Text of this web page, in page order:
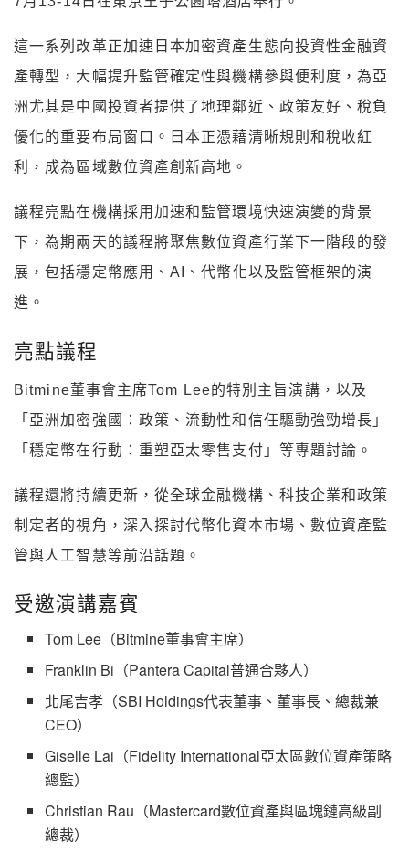
這一系列改革正加速日本加密資產生態向投資性金融資
產轉型，大幅提升監管確定性與機構參與便利度，為亞
洲尤其是中國投資者提供了地理鄰近、政策友好、稅負
優化的重要布局窗口。日本正憑藉清晰規則和稅收紅
利，成為區域數位資產創新高地。
議程亮點在機構採用加速和監管環境快速演變的背景
下，為期兩天的議程將聚焦數位資產行業下一階段的發
展，包括穩定幣應用、AI、代幣化以及監管框架的演
進。
亮點議程
Bitmine董事會主席Tom Lee的特別主旨演講，以及
「亞洲加密強國：政策、流動性和信任驅動強勁增長」
「穩定幣在行動：重塑亞太零售支付」等專題討論。
議程還將持續更新，從全球金融機構、科技企業和政策
制定者的視角，深入探討代幣化資本市場、數位資產監
管與人工智慧等前沿話題。
受邀演講嘉賓
Tom Lee（Bitmine董事會主席）
Franklin Bi（Pantera Capital普通合夥人）
北尾吉孝（SBI Holdings代表董事、董事長、總裁兼
CEO）
Giselle Lai（Fidelity International亞太區數位資產策略
總監）
Christian Rau（Mastercard數位資產與區塊鏈高級副
總裁）